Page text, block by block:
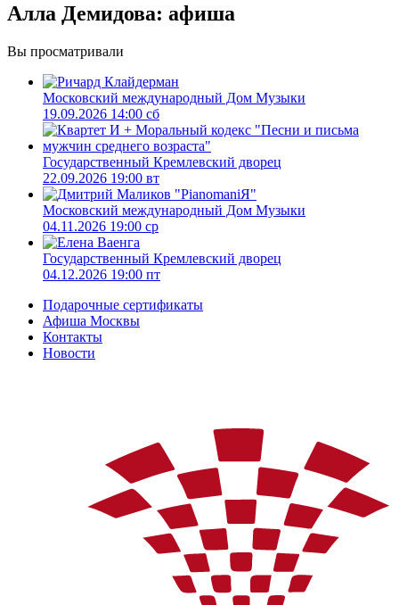
Алла Демидова: афиша
Вы просматривали
Московский международный Дом Музыки
19.09.2026 14:00 сб
Государственный Кремлевский дворец
22.09.2026 19:00 вт
Московский международный Дом Музыки
04.11.2026 19:00 ср
Государственный Кремлевский дворец
04.12.2026 19:00 пт
Подарочные сертификаты
Афиша Москвы
Контакты
Новости